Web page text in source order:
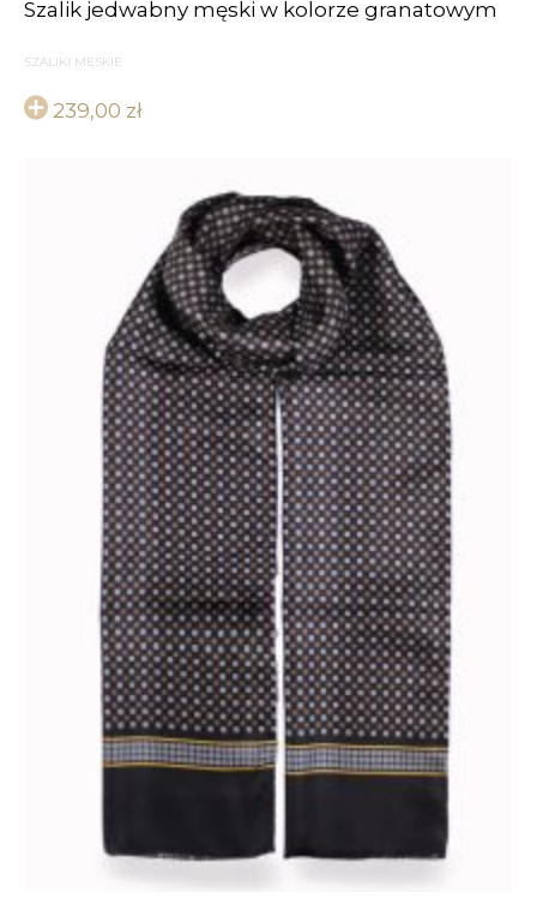
Szalik jedwabny męski w kolorze granatowym
SZALIKI MĘSKIE
239,00 zł